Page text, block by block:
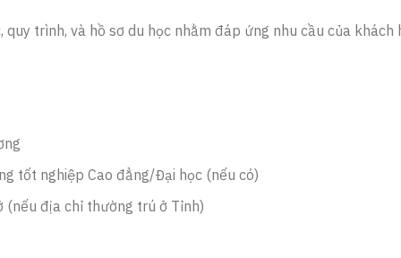
trình, và hồ sơ du học nhằm đáp ứng nhu cầu của khách
tốt nghiệp Cao đẳng/Đại học (nếu có)
(nếu địa chỉ thường trú ở Tỉnh)